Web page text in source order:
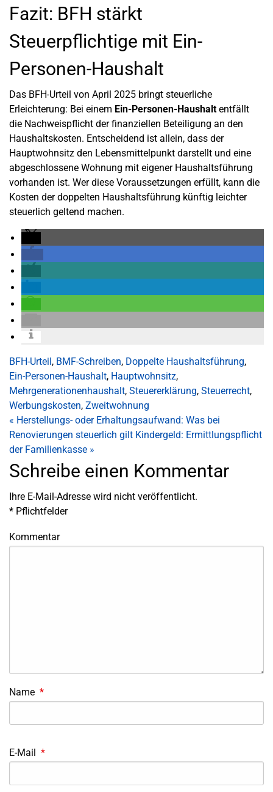
Fazit: BFH stärkt
Steuerpflichtige mit Ein-
Personen-Haushalt
Das BFH-Urteil von April 2025 bringt steuerliche
Erleichterung: Bei einem Ein-Personen-Haushaltentfällt
die Nachweispflicht der finanziellen Beteiligung an den
Haushaltskosten. Entscheidend ist allein, dass der
Hauptwohnsitz den Lebensmittelpunkt darstellt und eine
abgeschlossene Wohnung mit eigener Haushaltsführung
vorhanden ist. Wer diese Voraussetzungen erfüllt, kann die
Kosten der doppelten Haushaltsführung künftig leichter
steuerlich geltend machen.
BFH-Urteil, BMF-Schreiben, Doppelte Haushaltsführung,
Ein-Personen-Haushalt, Hauptwohnsitz,
Mehrgenerationenhaushalt, Steuererklärung, Steuerrecht,
Werbungskosten, Zweitwohnung
« Herstellungs- oder Erhaltungsaufwand: Was bei
Renovierungen steuerlich gilt Kindergeld: Ermittlungspflicht
der Familienkasse »
Schreibe einen Kommentar
Ihre E-Mail-Adresse wird nicht veröffentlicht.
* Pflichtfelder
Kommentar
Name *
E-Mail *